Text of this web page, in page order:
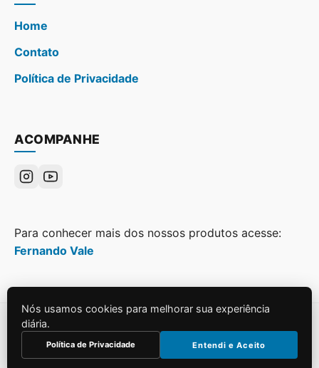
Home
Contato
Política de Privacidade
ACOMPANHE
Para conhecer mais dos nossos produtos acesse:
Fernando Vale
© 2026Grupo Web Pan. Todos os direitos reservados.
Construído para SEO e Performance.
Nós usamos cookies para melhorar sua experiência
diária.
Política de Privacidade Entendi e Aceito